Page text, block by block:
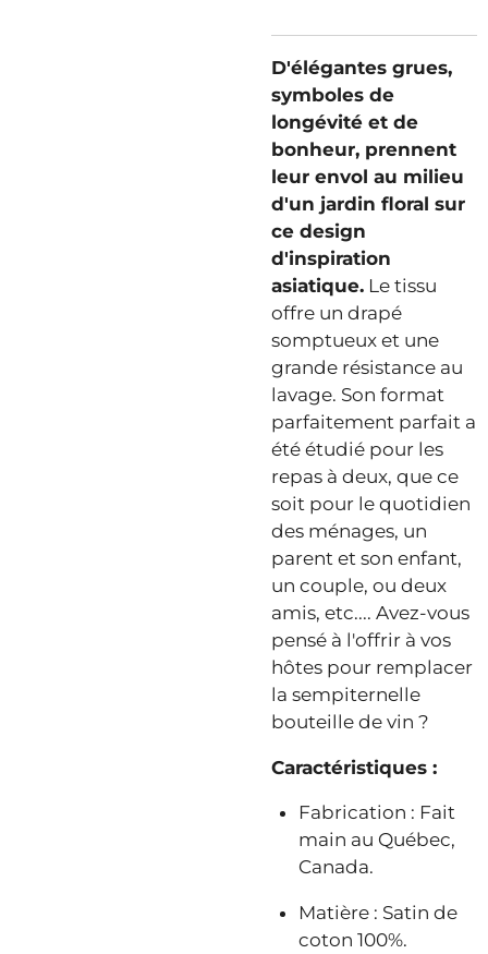
D'élégantes grues,
symboles de
longévité et de
bonheur, prennent
leur envol au milieu
d'un jardin floral sur
ce design
d'inspiration
asiatique. Le tissu
offre un drapé
somptueux et une
grande résistance au
lavage. Son format
parfaitement parfait a
été étudié pour les
repas à deux, que ce
soit pour le quotidien
des ménages, un
parent et son enfant,
un couple, ou deux
amis, etc.... Avez-vous
pensé à l'offrir à vos
hôtes pour remplacer
la sempiternelle
bouteille de vin ?
Caractéristiques :
Fabrication : Fait
main au Québec,
Canada.
Matière : Satin de
coton 100%.